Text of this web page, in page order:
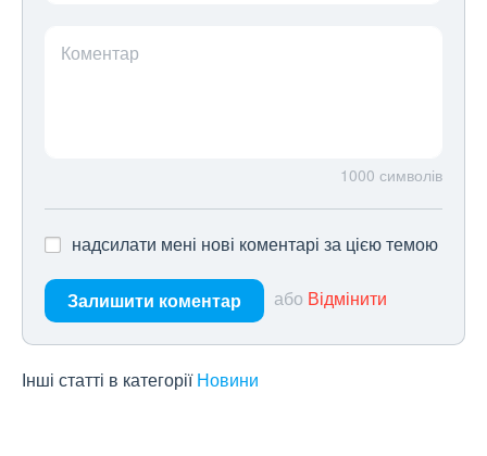
Коментар
1000 символів
надсилати мені нові коментарі за цією темою
Залишити коментар або Відмінити
Інші статті в категорії Новини